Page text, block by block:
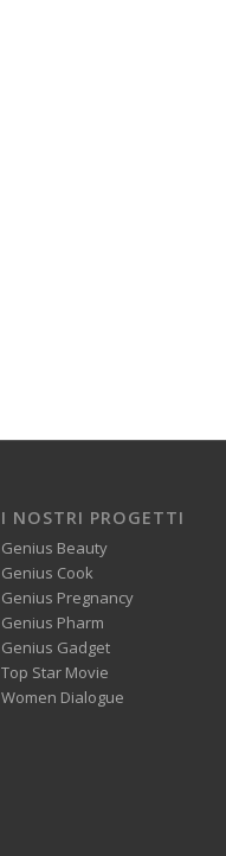
I NOSTRI PROGETTI
Genius Beauty
Genius Cook
Genius Pregnancy
Genius Pharm
Genius Gadget
Top Star Movie
Women Dialogue